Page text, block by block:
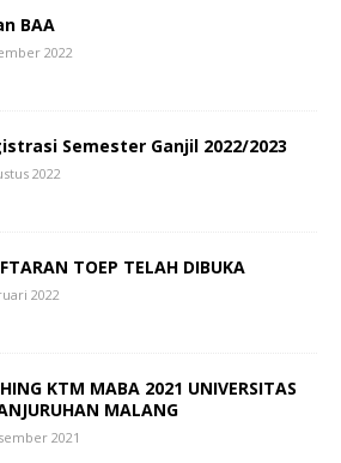
BAA
2022
Semester Ganjil 2022/2023
2022
TOEP TELAH DIBUKA
2022
KTM MABA 2021 UNIVERSITAS
MALANG
2021